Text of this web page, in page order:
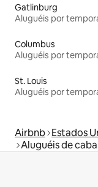
Gatlinburg
Aluguéis por
Columbus
Aluguéis por
St. Louis
Aluguéis por
Airbnb Estados
Aluguéis de